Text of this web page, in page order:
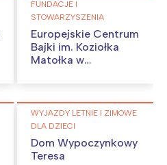
FUNDACJE I
STOWARZYSZENIA
Europejskie Centrum
Bajki im. Koziołka
Matołka w
WYJAZDY LETNIE I ZIMOWE
DLA DZIECI
Dom Wypoczynkowy
Teresa